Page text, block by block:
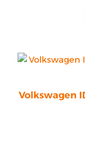
Volkswagen